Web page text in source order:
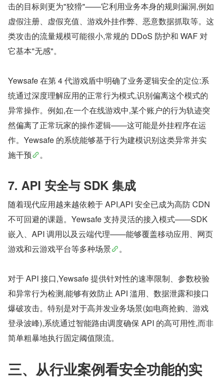
击的目标则更为"狡猾"——它利用业务本身的规则漏洞,例如
虚假注册、虚假充值、游戏外挂作弊、恶意数据抓取等。这
类攻击的流量规模可能很小,常规的 DDoS 防护和 WAF 对
它基本"无感"。
Yewsafe 在第 4 代游戏盾中明确了业务逻辑安全的定位:系
统通过深度理解应用的正常行为模式,识别偏离这个模式的
异常操作。例如,在一个在线游戏中,某个账户的行为轨迹突
然偏离了正常玩家的操作逻辑——这可能是外挂程序在运
作。Yewsafe 的系统能够基于行为建模识别这类异常并实
施干预
。
7. API 安全与 SDK 集成
随着现代应用越来越依赖于 API,API 安全已成为高防 CDN
不可回避的课题。Yewsafe 支持灵活的接入模式——SDK
嵌入、API 调用以及云端代理——能够覆盖移动应用、网页
游戏和云游戏平台等多种场景
。
对于 API 接口,Yewsafe 提供针对性的速率限制、参数校验
和异常行为检测,能够有效防止 API 滥用、数据泄露和接口
爆破攻击。特别是对于高并发业务场景(如电商抢购、游戏
登录波峰),系统通过智能路由调度确保 API 的高可用性,而非
简单粗暴地执行固定阈值限流。
三、从行业案例看安全功能的实